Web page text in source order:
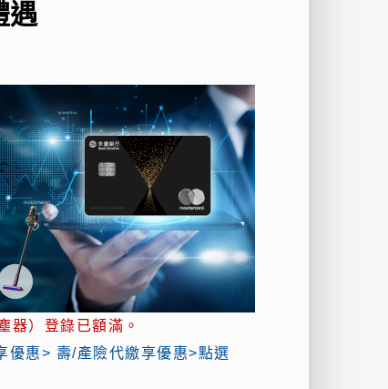
遇
）登錄已額滿。
惠> 壽/產險代繳享優惠>點選